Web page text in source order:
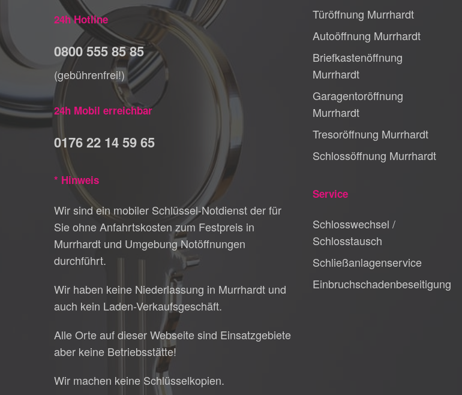
24h Hotline
0800 555 85 85
(gebührenfrei!)
24h Mobil erreichbar
0176 22 14 59 65
* Hinweis
Wir sind ein mobiler Schlüssel-Notdienst der für
Sie ohne Anfahrtskosten zum Festpreis in
Murrhardt und Umgebung Notöffnungen
durchführt.
Wir haben keine Niederlassung in Murrhardt und
auch kein Laden-Verkaufsgeschäft.
Alle Orte auf dieser Webseite sind Einsatzgebiete
aber keine Betriebsstätte!
Wir machen keine Schlüsselkopien.
Türöffnung Murrhardt
Autoöffnung Murrhardt
Briefkastenöffnung
Murrhardt
Garagentoröffnung
Murrhardt
Tresoröffnung Murrhardt
Schlossöffnung Murrhardt
Service
Schlosswechsel /
Schlosstausch
Schließanlagenservice
Einbruchschadenbeseitigung